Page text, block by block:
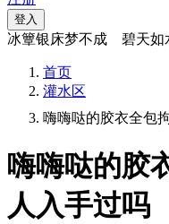
登入
冰簟银床梦不成 碧天如
首页
灌水区
嗨嗨哒的胶衣全包
嗨嗨哒的胶
人入手过吗